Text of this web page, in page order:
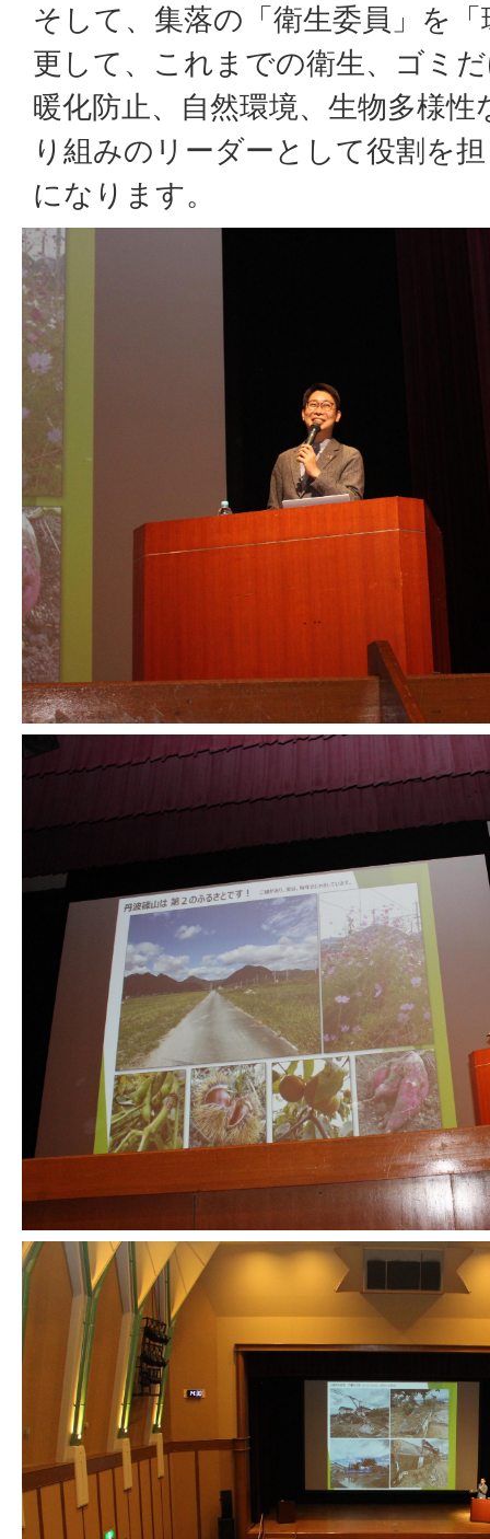
そして、集落の「衛生委員」を
更して、これまでの衛生、ゴミ
暖化防止、自然環境、生物多様
り組みのリーダーとして役割を
になります。